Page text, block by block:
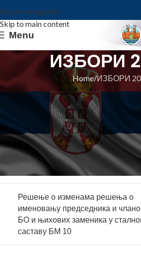
Skip to navigation
Skip to main content
Menu
ИЗБОРИ
Home ИЗБОРИ
Збирни извештај о резултатима
гласања на изборима за
председника Републике
Збирни извештај о резултатима
гласања на изборима за народне
посланике
Решење о изменама решења о
именовању председника и
БО и њихових заменика у
саставу БМ 10